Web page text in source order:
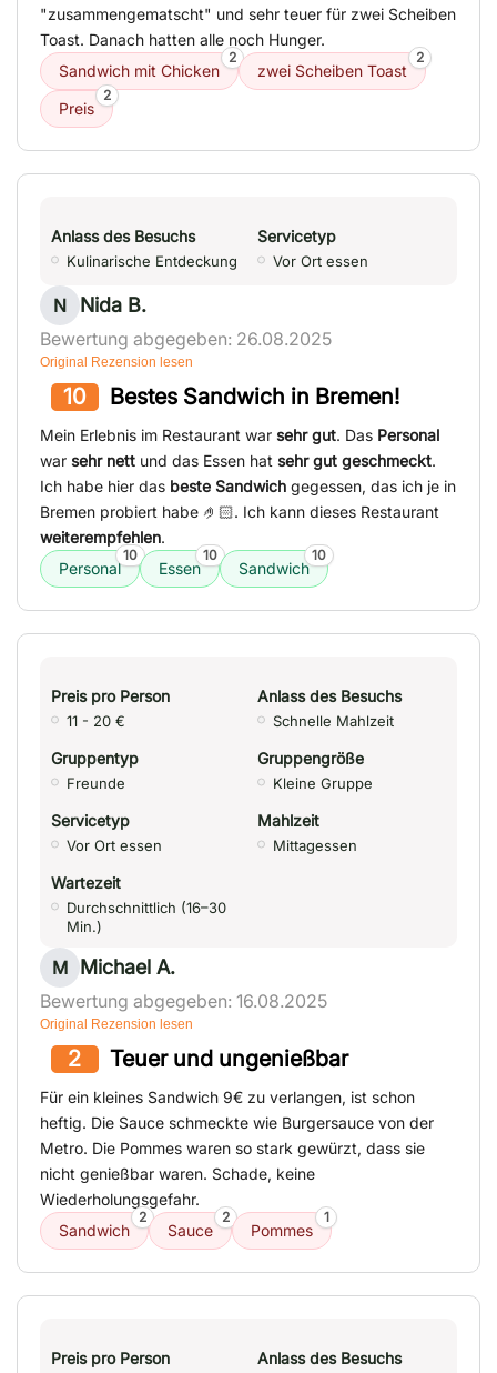
"zusammengematscht" und sehr teuer für zwei Scheiben
Toast. Danach hatten alle noch Hunger.
Sandwich mit Chicken
2
zwei Scheiben Toast
2
Preis
2
Anlass des Besuchs
Kulinarische Entdeckung
Servicetyp
Vor Ort essen
N Nida B.
Bewertung abgegeben: 26.08.2025
Original Rezension lesen
10 Bestes Sandwich in Bremen!
Mein Erlebnis im Restaurant war sehr gut. Das Personal
war sehr nett und das Essen hat sehr gut geschmeckt.
Ich habe hier das beste Sandwich gegessen, das ich je in
Bremen probiert habe 🤌🏻. Ich kann dieses Restaurant
weiterempfehlen.
Personal
10
Essen
10
Sandwich
10
Preis pro Person
11 - 20 €
Anlass des Besuchs
Schnelle Mahlzeit
Gruppentyp
Freunde
Gruppengröße
Kleine Gruppe
Servicetyp
Vor Ort essen
Mahlzeit
Mittagessen
Wartezeit
Durchschnittlich (16–30
Min.)
M Michael A.
Bewertung abgegeben: 16.08.2025
Original Rezension lesen
2 Teuer und ungenießbar
Für ein kleines Sandwich 9€ zu verlangen, ist schon
heftig. Die Sauce schmeckte wie Burgersauce von der
Metro. Die Pommes waren so stark gewürzt, dass sie
nicht genießbar waren. Schade, keine
Wiederholungsgefahr.
Sandwich
2
Sauce
2
Pommes
1
Preis pro Person Anlass des Besuchs